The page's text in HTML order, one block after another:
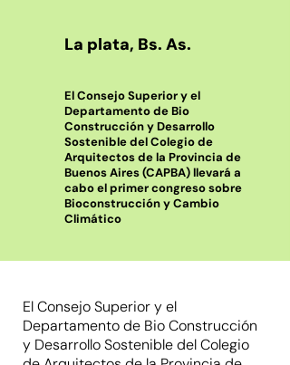
La plata, Bs. As.
El Consejo Superior y el
Departamento de Bio
Construcción y Desarrollo
Sostenible del Colegio de
Arquitectos de la Provincia de
Buenos Aires (CAPBA) llevará a
cabo el primer congreso sobre
Bioconstrucción y Cambio
Climático
El Consejo Superior y el
Departamento de Bio Construcción
y Desarrollo Sostenible del Colegio